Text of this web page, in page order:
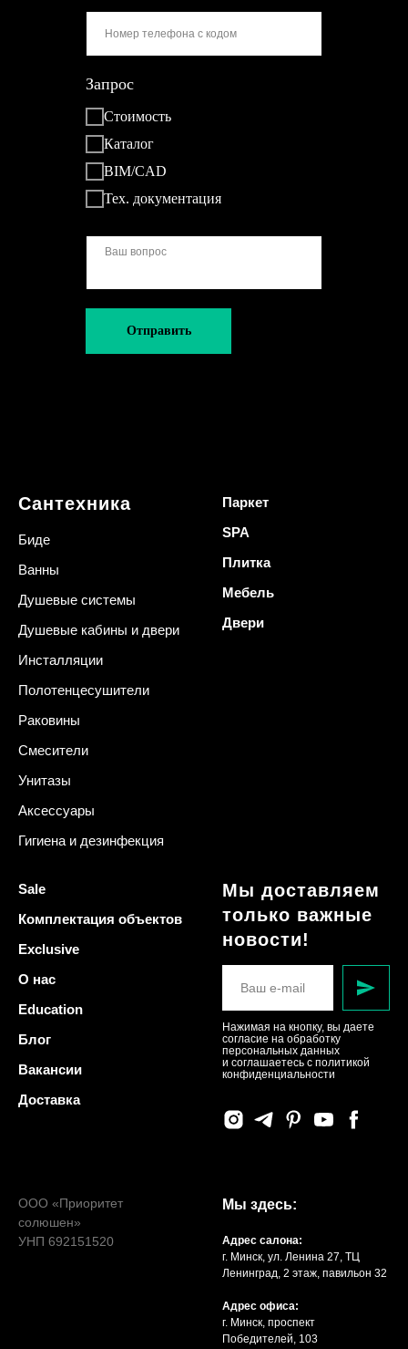
Запрос
Стоимость
Каталог
BIM/CAD
Тех. документация
Отправить
Сантехника
Биде
Ванны
Душевые системы
Душевые кабины и двери
Инсталляции
Полотенцесушители
Раковины
Смесители
Унитазы
Аксессуары
Гигиена и дезинфекция
Паркет
SPA
Плитка
Мебель
Двери
Sale
Комплектация объектов
Exclusive
О нас
Education
Блог
Вакансии
Доставка
Мы доставляем
только важные
новости!
Нажимая на кнопку, вы даете
согласие на обработку
персональных данных
и соглашаетесь c политикой
конфиденциальности
ООО «Приоритет
солюшен»
УНП 692151520
Мы здесь:
Адрес салона:
г. Минск, ул. Ленина 27, ТЦ
Ленинград, 2 этаж, павильон 32
Адрес офиса:
г. Минск, проспект
Победителей, 103